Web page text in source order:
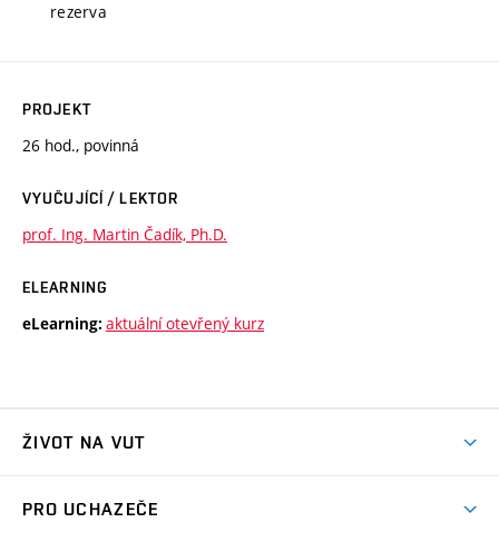
rezerva
PROJEKT
26 hod., povinná
VYUČUJÍCÍ / LEKTOR
prof. Ing. Martin Čadík, Ph.D.
ELEARNING
eLearning: aktuální otevřený kurz
ŽIVOT NA VUT
PRO UCHAZEČE